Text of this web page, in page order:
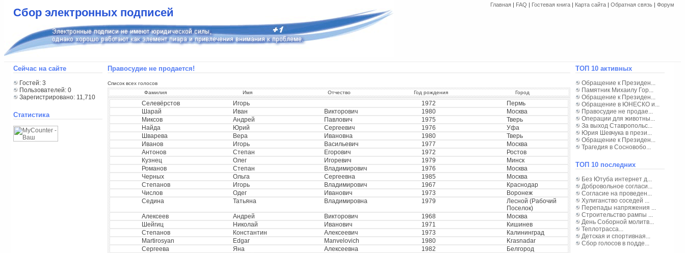
Сбор электронных подписей
Главная | FAQ | Гостевая книга | Карта сайта | Обратная связь | Форум
Сейчас на сайте
Гостей: 3
Пользователей: 0
Зарегистрировано: 11,710
Статистика
Правосудие не продается!
Список всех голосов
Фамилия
Имя Отчество Год рождения Город
Селевёрстов Игорь 1972
Пермь
Шарай
Иван Викторович 1980
Москва
Миксов
Андрей Павлович 1975
Тверь
Найда
Юрий Сергеевич 1976
Уфа
Шварева
Вера Ивановна 1980
Тверь
Иванов
Игорь Васильевич 1977
Москва
Антонов
Степан Егорович 1972
Ростов
Кузнец
Олег Игоревич 1979
Минск
Романов
Степан Владимирович 1976
Москва
Черных
Ольга Сергеевна 1985
Москва
Степанов
Игорь Владимирович 1967
Краснодар
Числов
Одег Иванович 1973
Воронеж
Седина
Татьяна Владимировна 1979
Лесной (рабочий
Поселок)
Алексеев
Андрей Викторович 1968
Москва
Шейгиц
Николай Иванович 1971
Кишинев
Степанов
Константин Алексеевич 1973
Калининград
Martirosyan
Edgar Manvelovich 1980
Krasnadar
Сергеева
Яна Алексеевна 1982
Белгород
ТОП 10 активных
Обращение к Президен...
Памятник Михаилу Гор...
Обращение к Президен...
Обращение в ЮНЕСКО и...
Правосудие не продае...
Операции для животны...
За выход Ставропольс...
Юрия Шевчука в прези...
Обращение к Президен...
Трагедия в Сосновобо...
ТОП 10 последних
Без Ютуба интернет д...
Добровольное согласи...
Согласие на проведен...
Хулиганство соседей ...
Перепады напряжения ...
Строительство рампы ...
День Соборной молитв...
Теплотрасса...
Детская и спортивная...
Сбор голосов в подде...